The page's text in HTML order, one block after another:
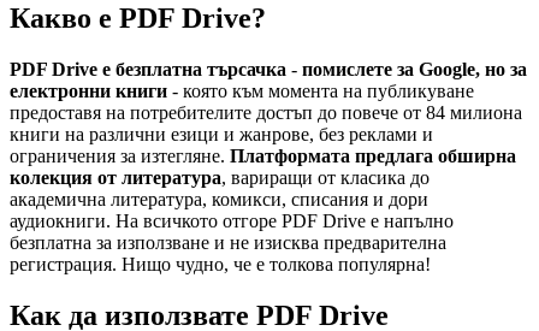
Какво е PDF Drive?
PDF Drive е безплатна търсачка - помислете за Google, но за
електронни книги - която към момента на публикуване
предоставя на потребителите достъп до повече от 84 милиона
книги на различни езици и жанрове, без реклами и
ограничения за изтегляне. Платформата предлага обширна
колекция от литература, вариращи от класика до
академична литература, комикси, списания и дори
аудиокниги. На всичкото отгоре PDF Drive е напълно
безплатна за използване и не изисква предварителна
регистрация. Нищо чудно, че е толкова популярна!
Как да използвате PDF Drive